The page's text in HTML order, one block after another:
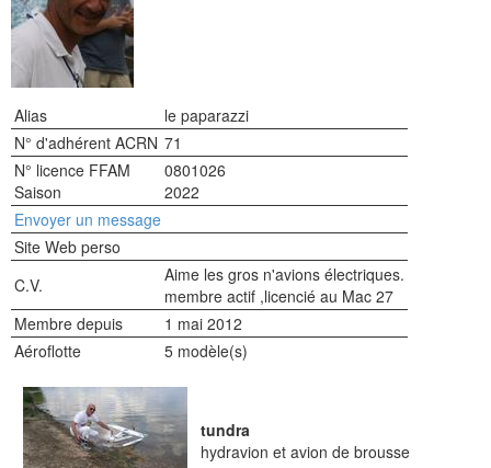
Alias
le paparazzi
N° d'adhérent ACRN 71
N° licence FFAM
Saison
0801026
2022
Envoyer un message
Site Web perso
C.V.
Aime les gros n'avions électriques.
membre actif ,licencié au Mac 27
Membre depuis
1 mai 2012
Aéroflotte
5 modèle(s)
tundra
hydravion et avion de brousse